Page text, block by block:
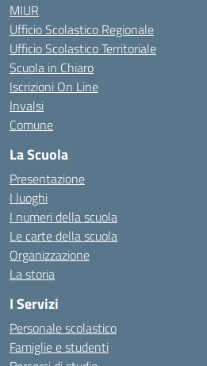
MIUR
Ufficio Scolastico Regionale
Ufficio Scolastico Territoriale
Scuola in Chiaro
Iscrizioni On Line
Invalsi
Comune
La Scuola
Presentazione
I luoghi
I numeri della scuola
Le carte della scuola
Organizzazione
La storia
I Servizi
Personale scolastico
Famiglie e studenti